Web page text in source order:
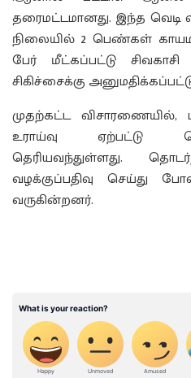
தரைமட்டமானது. இந்த வெடி
நிலையில் 2 பெண்கள்
பேர் மீட்கப்பட்டு
சிகிச்சைக்கு
முதற்கட்ட விசாரணையில்,
உராய்வு ஏற்பட்டு
தெரியவந்துள்ளது.
வழக்குப்பதிவு செய்து
வருகின்றனர்.